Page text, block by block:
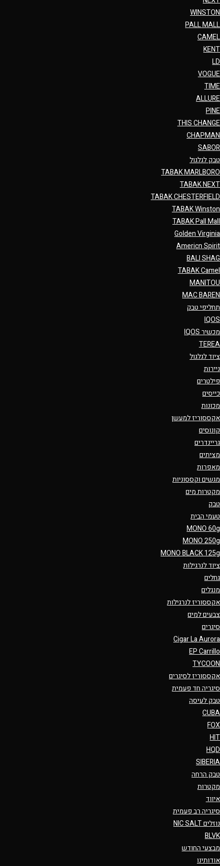
WINSTON
PALL MALL
CAMEL
KENT
LD
VOGUE
TIME
ALLURE
PINE
THIS CHANGE
CHAPMAN
SABOR
טבק לגלגול
TABAK MARLBORO
TABAK NEXT
TABAK CHESTERFIELD
TABAK Winston
TABAK Pall Mall
Golden Virginia
Americn Spirit
BALI SHAG
TABAK Camel
MANITOU
MAC BAREN
תחליפי טבק
IQOS
מכשיר IQOS
TEREA
ציוד לגלגול
ניירות
פילטרים
כייסים
מכונות
אקססוריז למעשן
קונוסים
גריינדרים
מציתים
מאפרות
מגשים וקססוניות
מקטרות מים
טבק
טעמי הבית
MONO 60g
MONO 250g
MONO BLACK 125g
ציוד לנרגילות
גחלים
מנגלים
אקססוריז לנרגילות
צבעים למים
סיגרים
Cigar La Aurora
EP Carrillo
TYCOON
אקססוריז לסיגרים
סיגריה חד פעמית
טבק לעיסה
CUBA
FOX
HIT
HQD
SIBERIA
טבק הרחה
מקטרות
איווד
סיגריה רב פעמית
נוזלים NIC SALT
BLVK
מבצעי החודש
אודותינו